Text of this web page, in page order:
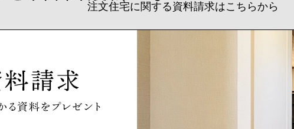
注文住宅に関する資料請求はこちらから